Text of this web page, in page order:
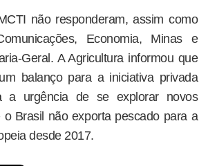
não responderam, assim como
Economia, Minas e
Geral. A Agricultura informou que
balanço para a iniciativa privada
a urgência de se explorar novos
o Brasil não exporta pescado para a
desde 2017.